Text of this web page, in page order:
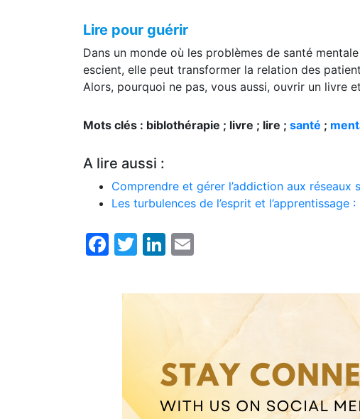
Lire pour guérir
Dans un monde où les problèmes de santé
escient, elle peut transformer la relation des
Alors, pourquoi ne pas, vous aussi, ouvrir un livre
Mots clés : biblothérapie ; livre ; lire ; santé ;
A lire aussi :
Comprendre et gérer l’addiction aux
Les turbulences de l’esprit et l’apprentissage
Facebook
TwitterLinkedIn